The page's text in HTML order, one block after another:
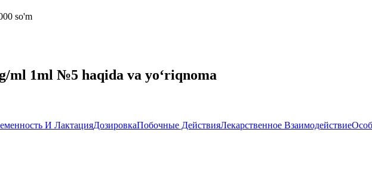
so'm
ml 1ml №5 haqida va yo‘riqnoma
И ЛактацияДозировкаПобочные ДействияЛекарственное Взаимодействие